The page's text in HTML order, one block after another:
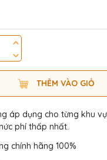
THÊM VÀO GIỎ
áp dụng cho từng khu
phí thấp nhất.
chính hãng 100%